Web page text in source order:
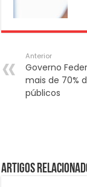
Anterior
Governo
mais de 70%
públicos
Artigos